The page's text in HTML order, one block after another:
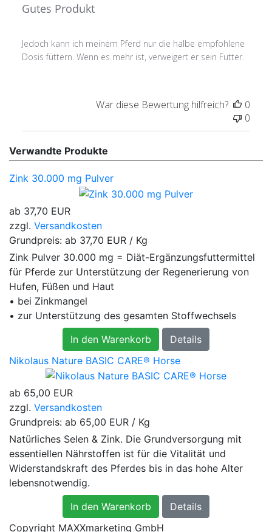
Gutes Produkt
Jedoch kann ich meinem Pferd nur die halbe empfohlene
Dosis füttern. Wenn es mehr ist, verweigert er sein Futter.
War diese Bewertung hilfreich?
0
0
Verwandte Produkte
Zink 30.000 mg Pulver
ab 37,70 EUR
zzgl. Versandkosten
Grundpreis: ab 37,70 EUR / Kg
Zink Pulver 30.000 mg = Diät-Ergänzungsfuttermittel
für Pferde zur Unterstützung der Regenerierung von
Hufen, Füßen und Haut
• bei Zinkmangel
• zur Unterstützung des gesamten Stoffwechsels
In den Warenkorb
Details
Nikolaus Nature BASIC CARE® Horse
ab 65,00 EUR
zzgl. Versandkosten
Grundpreis: ab 65,00 EUR / Kg
Natürliches Selen & Zink. Die Grundversorgung mit
essentiellen Nährstoffen ist für die Vitalität und
Widerstandskraft des Pferdes bis in das hohe Alter
lebensnotwendig.
In den Warenkorb
Details
Copyright MAXXmarketing GmbH